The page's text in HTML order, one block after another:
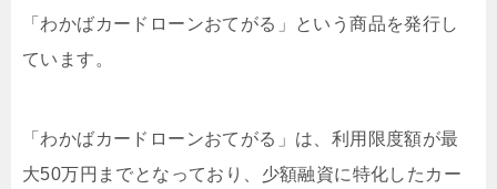
「わかばカードローンおてがる」という商品を発行し
ています。
「わかばカードローンおてがる」は、利用限度額が最
大50万円までとなっており、少額融資に特化したカー